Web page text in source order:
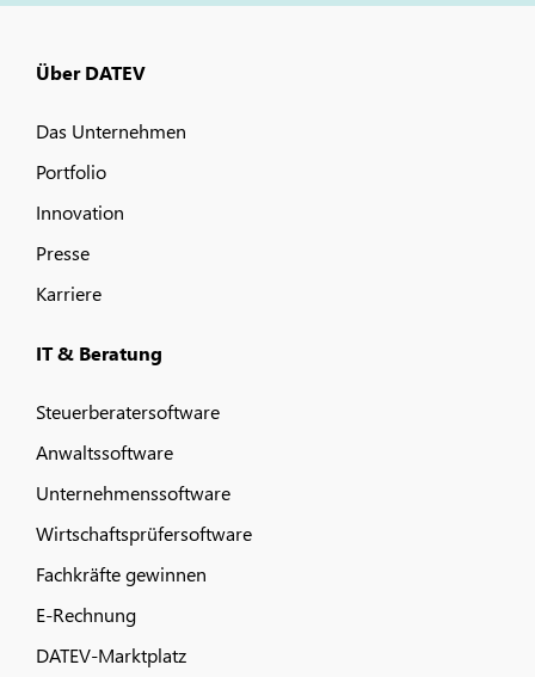
Über DATEV
Das Unternehmen
Portfolio
Innovation
Presse
Karriere
IT & Beratung
Steuerberatersoftware
Anwaltssoftware
Unternehmenssoftware
Wirtschaftsprüfersoftware
Fachkräfte gewinnen
E-Rechnung
DATEV-Marktplatz